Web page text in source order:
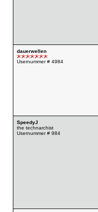
dauerwellen
Usernummer # 4984
SpeedyJ
the technarchist
Usernummer # 984